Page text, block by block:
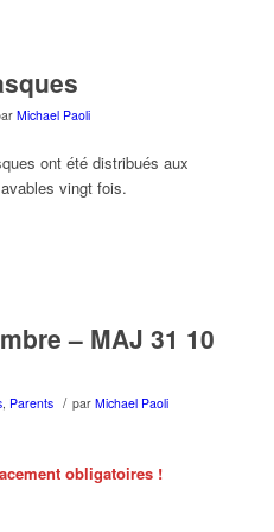
Michael Paoli
ont été distribués aux
vingt fois.
– MAJ 31 10
, Parents / par Michael Paoli
obligatoires !